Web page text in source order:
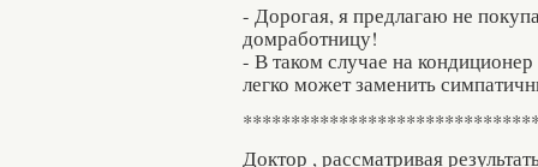
- Дорогая, я предлагаю не
домработницу!
- В таком случае на
легко может заменить
Доктор , рассматривая